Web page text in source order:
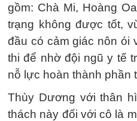
gồm: Chà Mi, Hoàng
trạng không được tốt,
đầu có cảm giác nôn ói
thi để nhờ đội ngũ y tế
nỗ lực hoàn thành phần
Thùy Dương với thân
thách này đối với cô là